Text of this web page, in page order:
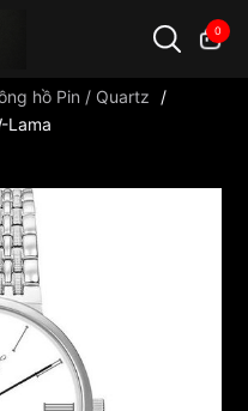
0
hồ Pin / Quartz
/
Lama